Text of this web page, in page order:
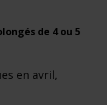
de 4 ou 5
en avril,